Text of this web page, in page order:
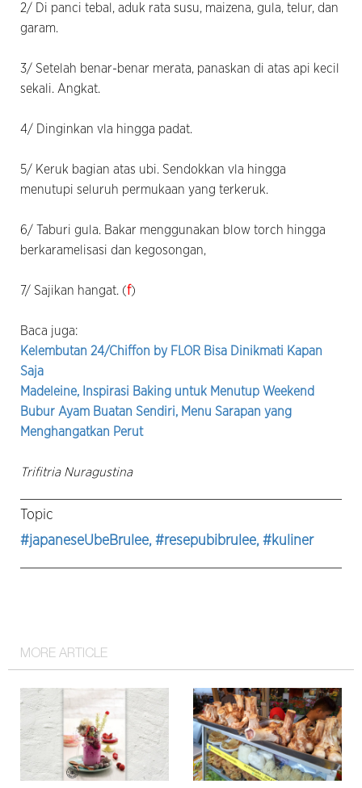
2/ Di panci tebal, aduk rata susu, maizena, gula, telur, dan
garam.
3/ Setelah benar-benar merata, panaskan di atas api kecil
sekali. Angkat.
4/ Dinginkan vla hingga padat.
5/ Keruk bagian atas ubi. Sendokkan vla hingga
menutupi seluruh permukaan yang terkeruk.
6/ Taburi gula. Bakar menggunakan blow torch hingga
berkaramelisasi dan kegosongan,
7/ Sajikan hangat. (f)
Baca juga:
Kelembutan 24/Chiffon by FLOR Bisa Dinikmati Kapan
Saja
Madeleine, Inspirasi Baking untuk Menutup Weekend
Bubur Ayam Buatan Sendiri, Menu Sarapan yang
Menghangatkan Perut
Trifitria Nuragustina
Topic
#japaneseUbeBrulee, #resepubibrulee, #kuliner
MORE ARTICLE